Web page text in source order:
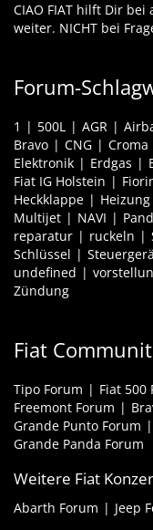
CIAO FIAT hilft Dir
weiter. NICHT bei
Forum-
1 500L AGR
Bravo
CNG Croma
Elektronik
Erdgas
Fiat IG Holstein
Heckklappe
Heizung
Multijet
NAVI
reparatur
ruckeln
Schlüssel
undefined
Zündung
Fiat
Tipo Forum Fiat 500
Freemont Forum
Grande Punto Forum
Grande Panda Forum
Weitere Fiat
Abarth Forum Jeep